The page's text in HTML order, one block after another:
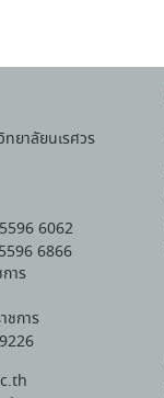
ยาลัยนเรศวร
6062
6866
าร
ชการ